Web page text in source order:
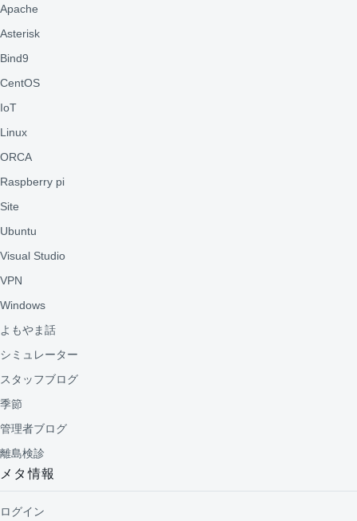
Apache
Asterisk
Bind9
CentOS
IoT
Linux
ORCA
Raspberry pi
Site
Ubuntu
Visual Studio
VPN
Windows
よもやま話
シミュレーター
スタッフブログ
季節
管理者ブログ
離島検診
メタ情報
ログイン